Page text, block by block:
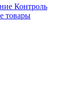
Контроль
товары